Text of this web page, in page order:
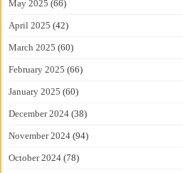
May 2025 (66)
April 2025 (42)
March 2025 (60)
February 2025 (66)
January 2025 (60)
December 2024 (38)
November 2024 (94)
October 2024 (78)